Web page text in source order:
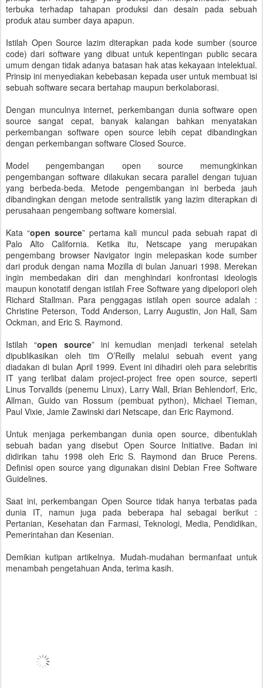
terbuka terhadap tahapan produksi dan desain pada sebuah
produk atau sumber daya apapun.
Istilah Open Source lazim diterapkan pada kode sumber (source
code) dari software yang dibuat untuk kepentingan public secara
umum dengan tidak adanya batasan hak atas kekayaan intelektual.
Prinsip ini menyediakan kebebasan kepada user untuk membuat isi
sebuah software secara bertahap maupun berkolaborasi.
Dengan munculnya internet, perkembangan dunia software open
source sangat cepat, banyak kalangan bahkan menyatakan
perkembangan software open source lebih cepat dibandingkan
dengan perkembangan software Closed Source.
Model pengembangan open source memungkinkan
pengembangan software dilakukan secara parallel dengan tujuan
yang berbeda-beda. Metode pengembangan ini berbeda jauh
dibandingkan dengan metode sentralistik yang lazim diterapkan di
perusahaan pengembang software komersial.
Kata “open source” pertama kali muncul pada sebuah rapat di
Palo Alto California. Ketika itu, Netscape yang merupakan
pengembang browser Navigator ingin melepaskan kode sumber
dari produk dengan nama Mozilla di bulan Januari 1998. Merekan
ingin membedakan diri dan menghindari konfrontasi ideologis
maupun konotatif dengan istilah Free Software yang dipelopori oleh
Richard Stallman. Para penggagas istilah open source adalah :
Christine Peterson, Todd Anderson, Larry Augustin, Jon Hall, Sam
Ockman, and Eric S. Raymond.
Istilah “open source” ini kemudian menjadi terkenal setelah
dipublikasikan oleh tim O’Reilly melalui sebuah event yang
diadakan di bulan April 1999. Event ini dihadiri oleh para selebritis
IT yang terlibat dalam project-project free open source, seperti
Linus Torvallds (penemu Linux), Larry Wall, Brian Behlendorf, Eric,
Allman, Guido van Rossum (pembuat python), Michael Tieman,
Paul Vixie, Jamie Zawinski dari Netscape, dan Eric Raymond.
Untuk menjaga perkembangan dunia open source, dibentuklah
sebuah badan yang disebut Open Source Initiative. Badan ini
didirikan tahu 1998 oleh Eric S. Raymond dan Bruce Perens.
Definisi open source yang digunakan disini Debian Free Software
Guidelines.
Saat ini, perkembangan Open Source tidak hanya terbatas pada
dunia IT, namun juga pada beberapa hal sebagai berikut :
Pertanian, Kesehatan dan Farmasi, Teknologi, Media, Pendidikan,
Pemerintahan dan Kesenian.
Demikian kutipan artikelnya. Mudah-mudahan bermanfaat untuk
menambah pengetahuan Anda, terima kasih.